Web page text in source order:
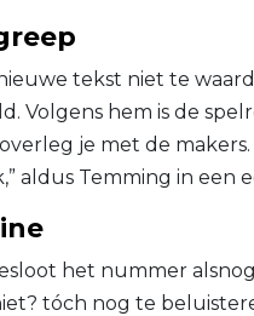
tekst niet te
Volgens hem is de
je met de
aldus Temming in een
het nummer
tóch nog te